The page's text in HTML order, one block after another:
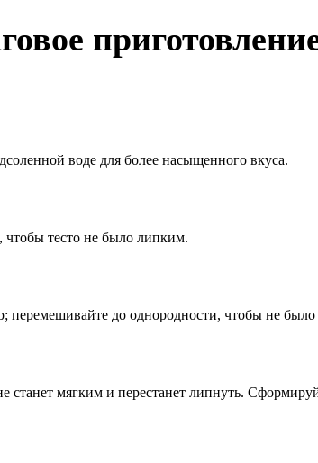
воде для более насыщенного вкуса.
чтобы тесто не было липким.
перемешивайте до однородности, чтобы не
станет мягким и перестанет липнуть.